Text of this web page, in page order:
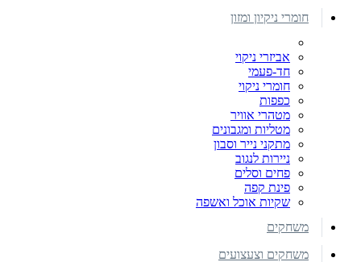
חומרי ניקיון ומזון
אביזרי ניקוי
חד-פעמי
חומרי ניקוי
כפפות
מטהרי אוויר
מטליות ומגבונים
מתקני נייר וסבון
ניירות לנגוב
פחים וסלים
פינת קפה
שקיות אוכל ואשפה
משחקים
משחקים וצעצועים